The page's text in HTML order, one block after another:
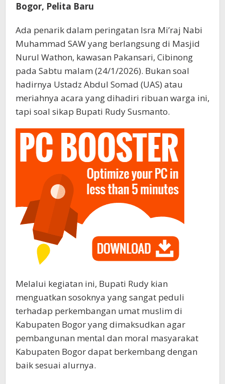
Bogor, Pelita Baru
Ada penarik dalam peringatan Isra Mi’raj Nabi
Muhammad SAW yang berlangsung di Masjid
Nurul Wathon, kawasan Pakansari, Cibinong
pada Sabtu malam (24/1/2026). Bukan soal
hadirnya Ustadz Abdul Somad (UAS) atau
meriahnya acara yang dihadiri ribuan warga ini,
tapi soal sikap Bupati Rudy Susmanto.
Melalui kegiatan ini, Bupati Rudy kian
menguatkan sosoknya yang sangat peduli
terhadap perkembangan umat muslim di
Kabupaten Bogor yang dimaksudkan agar
pembangunan mental dan moral masyarakat
Kabupaten Bogor dapat berkembang dengan
baik sesuai alurnya.